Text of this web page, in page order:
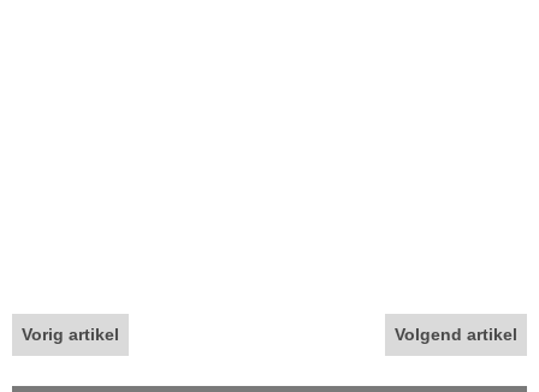
Vorig artikel Volgend artikel